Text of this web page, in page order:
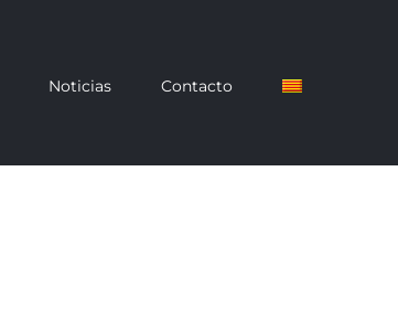
Noticias Contacto